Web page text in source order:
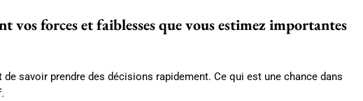
vos forces et faiblesses que vous estimez importantes
de savoir prendre des décisions rapidement. Ce qui est une chance dans